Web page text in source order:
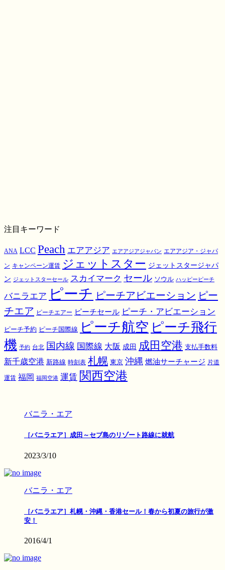
注目キーワード
ANA LCC Peach エアアジア エアアジアジャパン エアアジア・ジャパ
ン キャンペーン運賃 ジェットスター ジェットスタージャパ
ン ジェットスターセール スカイマーク セール ソウル ハッピーピーチ
バニラエア ピーチ ピーチアビエーション ピー
チエア ピーチエアー ピーチセール ピーチ・アビエーション
ピーチ予約 ピーチ国際線 ピーチ航空 ピーチ飛行
機 予約 台北 国内線 国際線 大阪 成田 成田空港 支払手数料
新千歳空港 新路線 時刻表 札幌 東京 沖縄 燃油サーチャージ 片道
運賃 福岡 福岡空港 運賃 関西空港
バニラ・エア
［バニラエア］成田～セブ島のリゾート路線に就航
2023/3/10
バニラ・エア
［バニラエア］札幌・沖縄・香港セール！春から初夏の旅行が激
安！
2016/4/1